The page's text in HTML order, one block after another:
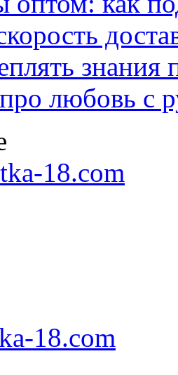
знания
любовь с
18.com
18.com